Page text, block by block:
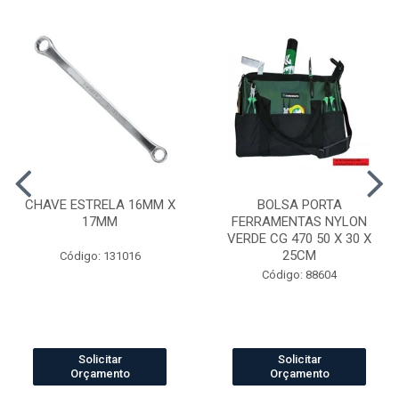
CHAVE ESTRELA 16MM X
17MM
Código: 131016
Solicitar
Orçamento
BOLSA PORTA
FERRAMENTAS NYLON
VERDE CG 470 50 X 30 X
25CM
Código: 88604
Solicitar
Orçamento